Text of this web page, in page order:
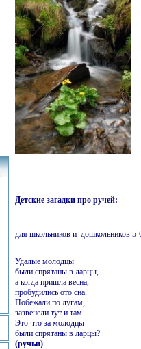
Детские загадки про ручей:
для школьников и дошкольников 5-
Удалые молодцы
были спрятаны в ларцы,
а когда пришла весна,
пробудились ото сна.
Побежали по лугам,
зазвенели тут и там.
Это что за молодцы
были спрятаны в ларцы?
(ручьи)